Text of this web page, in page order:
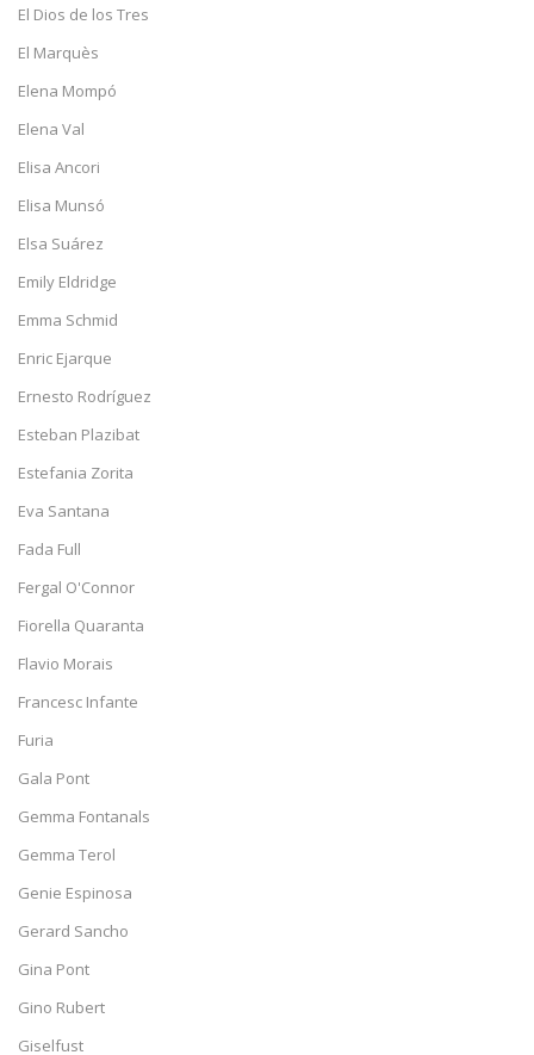
El Dios de los Tres
El Marquès
Elena Mompó
Elena Val
Elisa Ancori
Elisa Munsó
Elsa Suárez
Emily Eldridge
Emma Schmid
Enric Ejarque
Ernesto Rodríguez
Esteban Plazibat
Estefania Zorita
Eva Santana
Fada Full
Fergal O'Connor
Fiorella Quaranta
Flavio Morais
Francesc Infante
Furia
Gala Pont
Gemma Fontanals
Gemma Terol
Genie Espinosa
Gerard Sancho
Gina Pont
Gino Rubert
Giselfust